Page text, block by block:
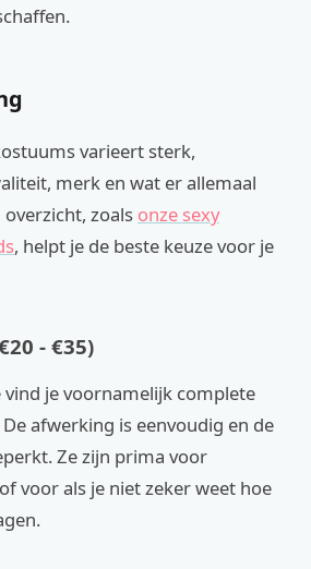
varieert sterk,
merk en wat er allemaal
zoals onze sexy
, helpt je de beste keuze voor je
- €35)
vind je voornamelijk complete
afwerking is eenvoudig en de
Ze zijn prima voor
voor als je niet zeker weet hoe